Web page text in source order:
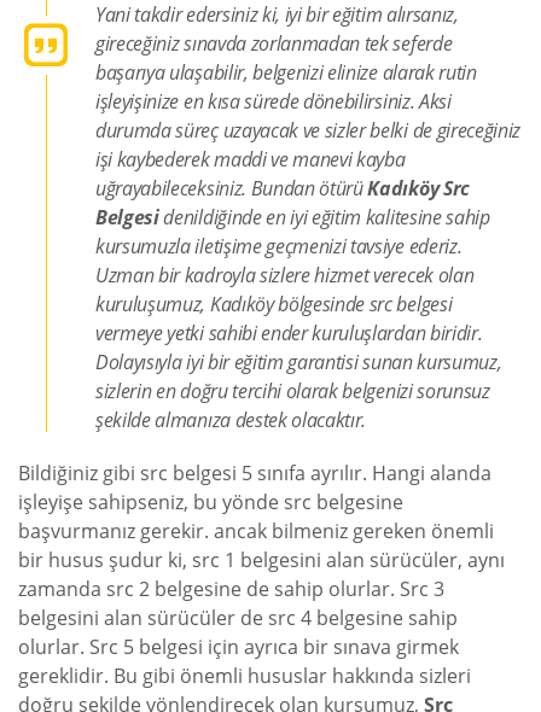
Yani takdir edersiniz ki, iyi bir eğitim alırsanız,
gireceğiniz sınavda zorlanmadan tek seferde
başarıya ulaşabilir, belgenizi elinize alarak rutin
işleyişinize en kısa sürede dönebilirsiniz. Aksi
durumda süreç uzayacak ve sizler belki de gireceğiniz
işi kaybederek maddi ve manevi kayba
uğrayabileceksiniz. Bundan ötürüKadıköy Src
Belgesidenildiğinde en iyi eğitim kalitesine sahip
kursumuzla iletişime geçmenizi tavsiye ederiz.
Uzman bir kadroyla sizlere hizmet verecek olan
kuruluşumuz, Kadıköy bölgesinde src belgesi
vermeye yetki sahibi ender kuruluşlardan biridir.
Dolayısıyla iyi bir eğitim garantisi sunan kursumuz,
sizlerin en doğru tercihi olarak belgenizi sorunsuz
şekilde almanıza destek olacaktır.
Bildiğiniz gibi src belgesi 5 sınıfa ayrılır. Hangi alanda
işleyişe sahipseniz, bu yönde src belgesine
başvurmanız gerekir. ancak bilmeniz gereken önemli
bir husus şudur ki, src 1 belgesini alan sürücüler, aynı
zamanda src 2 belgesine de sahip olurlar. Src 3
belgesini alan sürücüler de src 4 belgesine sahip
olurlar. Src 5 belgesi için ayrıca bir sınava girmek
gereklidir. Bu gibi önemli hususlar hakkında sizleri
doğru şekilde yönlendirecek olan kursumuz, Src